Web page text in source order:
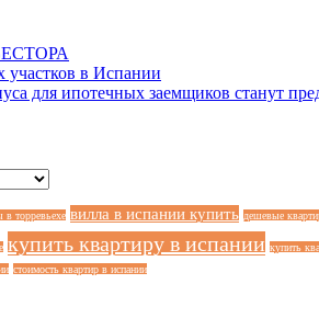
участков в Испании
для ипотечных заемщиков станут
в торревьехе вилла в испании купить дешевые
купить квартиру в испании купить
стоимость квартир в испании